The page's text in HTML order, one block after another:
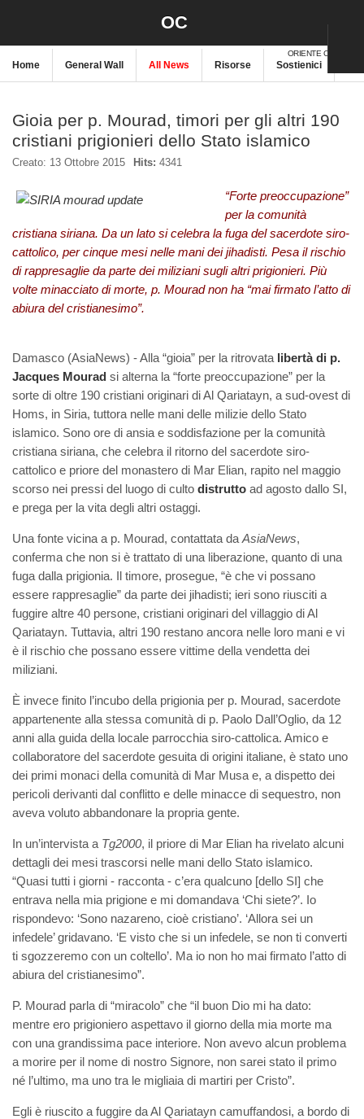
OC
ORIENTE CRISTIANO
Home General Wall All News Risorse Sostienici
Gioia per p. Mourad, timori per gli altri 190
cristiani prigionieri dello Stato islamico
Creato: 13 Ottobre 2015 Hits: 4341
“Forte preoccupazione”
per la comunità
cristiana siriana. Da un lato si celebra la fuga del sacerdote siro-
cattolico, per cinque mesi nelle mani dei jihadisti. Pesa il rischio
di rappresaglie da parte dei miliziani sugli altri prigionieri. Più
volte minacciato di morte, p. Mourad non ha “mai firmato l’atto di
abiura del cristianesimo”.
Damasco (AsiaNews) - Alla “gioia” per la ritrovata libertà di p.
Jacques Mourad si alterna la “forte preoccupazione” per la
sorte di oltre 190 cristiani originari di Al Qariatayn, a sud-ovest di
Homs, in Siria, tuttora nelle mani delle milizie dello Stato
islamico. Sono ore di ansia e soddisfazione per la comunità
cristiana siriana, che celebra il ritorno del sacerdote siro-
cattolico e priore del monastero di Mar Elian, rapito nel maggio
scorso nei pressi del luogo di culto distrutto ad agosto dallo SI,
e prega per la vita degli altri ostaggi.
Una fonte vicina a p. Mourad, contattata da AsiaNews,
conferma che non si è trattato di una liberazione, quanto di una
fuga dalla prigionia. Il timore, prosegue, “è che vi possano
essere rappresaglie” da parte dei jihadisti; ieri sono riusciti a
fuggire altre 40 persone, cristiani originari del villaggio di Al
Qariatayn. Tuttavia, altri 190 restano ancora nelle loro mani e vi
è il rischio che possano essere vittime della vendetta dei
miliziani.
È invece finito l’incubo della prigionia per p. Mourad, sacerdote
appartenente alla stessa comunità di p. Paolo Dall’Oglio, da 12
anni alla guida della locale parrocchia siro-cattolica. Amico e
collaboratore del sacerdote gesuita di origini italiane, è stato uno
dei primi monaci della comunità di Mar Musa e, a dispetto dei
pericoli derivanti dal conflitto e delle minacce di sequestro, non
aveva voluto abbandonare la propria gente.
In un’intervista a Tg2000, il priore di Mar Elian ha rivelato alcuni
dettagli dei mesi trascorsi nelle mani dello Stato islamico.
“Quasi tutti i giorni - racconta - c’era qualcuno [dello SI] che
entrava nella mia prigione e mi domandava ‘Chi siete?’. Io
rispondevo: ‘Sono nazareno, cioè cristiano’. ‘Allora sei un
infedele’ gridavano. ‘E visto che si un infedele, se non ti converti
ti sgozzeremo con un coltello’. Ma io non ho mai firmato l’atto di
abiura del cristianesimo”.
P. Mourad parla di “miracolo” che “il buon Dio mi ha dato:
mentre ero prigioniero aspettavo il giorno della mia morte ma
con una grandissima pace interiore. Non avevo alcun problema
a morire per il nome di nostro Signore, non sarei stato il primo
né l’ultimo, ma uno tra le migliaia di martiri per Cristo”.
Egli è riuscito a fuggire da Al Qariatayn camuffandosi, a bordo di